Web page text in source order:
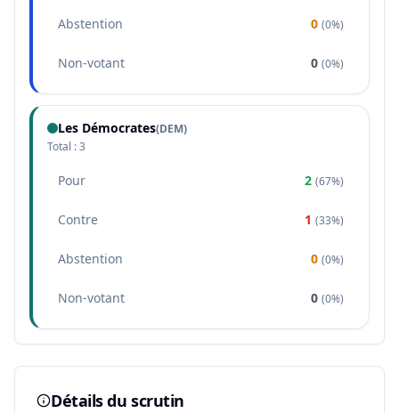
Abstention 0 (0%)
Non-votant 0 (0%)
Les Démocrates(DEM)
Total :3
Pour 2 (67%)
Contre 1 (33%)
Abstention 0 (0%)
Non-votant 0 (0%)
Détails du scrutin